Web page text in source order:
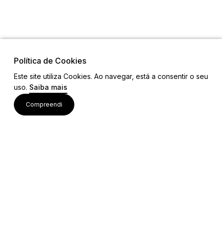
Política de Cookies
Este site utiliza Cookies. Ao navegar, está a consentir o seu
uso. Saiba mais
Compreendi
Links
Ligações Úteis
Contactos